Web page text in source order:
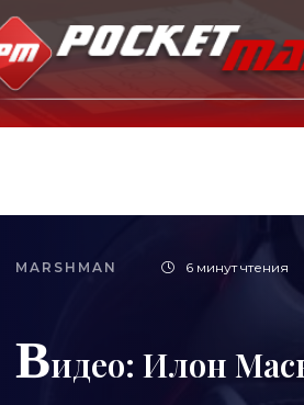
MARSHMAN 6 минут чтения
Видео: Илон